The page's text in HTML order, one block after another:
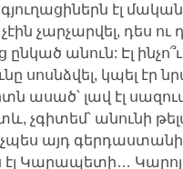
էլ
չարչարվել, դես ու
ընկած անուն: Էլ
սոսնձվել, կպել էր
ասած՝ լավ էլ
չգիտեմ՝ անունի
այդ
էլ Կարապետի…